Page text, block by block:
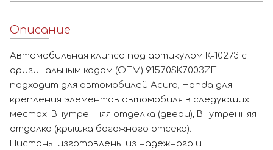
Описание
Автомобильная клипса под артикулом К-10273 с
оригинальным кодом (OEM) 91570SK7003ZF
подходит для автомобилей Acura, Honda для
крепления элементов автомобиля в следующих
местах: Внутренняя отделка (двери), Внутренняя
отделка (крышка багажного отсека).
Пистоны изготовлены из надежного и